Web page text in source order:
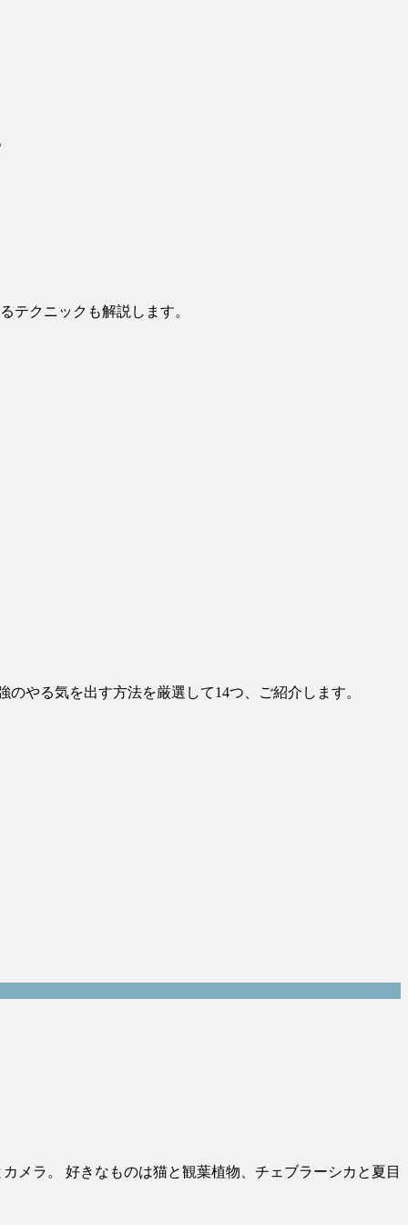
テクニックも解説します。
やる気を出す方法を厳選して14つ、ご紹介します。
メラ。 好きなものは猫と観葉植物、チェブラーシカと夏目